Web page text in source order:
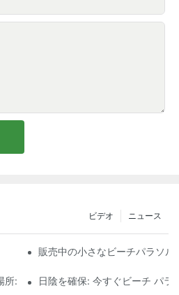
ニュース
ビデオ
ぶための究極のガイド
販売中の小さなビーチパラソ
所: サンシェードのニーズに応えるト
日陰を確保: 今すぐビーチ パラ